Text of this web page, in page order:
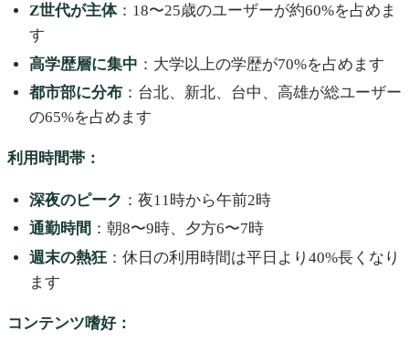
Z世代が主体：18〜25歳のユーザーが約60%を占めま
す
高学歴層に集中 ：大学以上の学歴が70%を占めます
都市部に分布 ：台北、新北、台中、高雄が総ユーザー
の65%を占めます
利用時間帯：
深夜のピーク ：夜11時から午前2時
通勤時間 ：朝8〜9時、夕方6〜7時
週末の熱狂 ：休日の利用時間は平日より40%長くなり
ます
コンテンツ嗜好：